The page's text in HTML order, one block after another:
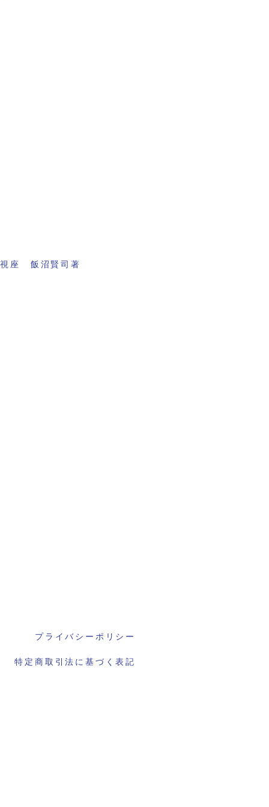
視座 飯沼賢司著
プライバシーポリシー
特定商取引法に基づく表記